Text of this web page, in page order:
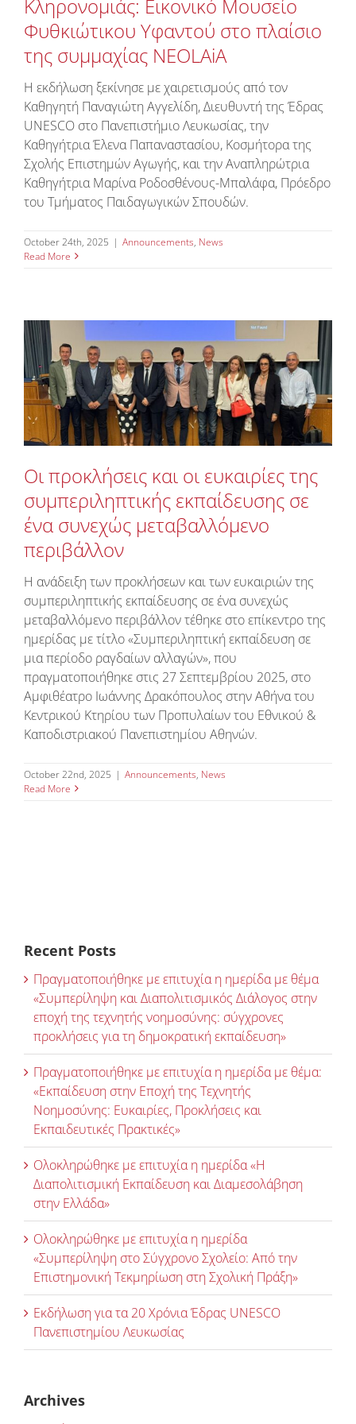
Contact Us
English
Κληρονομιάς: Εικονικό Μουσείο
Φυθκιώτικου Υφαντού στο πλαίσιο
της συμμαχίας NEOLAiA
Η εκδήλωση ξεκίνησε με χαιρετισμούς από τον
Καθηγητή Παναγιώτη Αγγελίδη, Διευθυντή της Έδρας
UNESCO στο Πανεπιστήμιο Λευκωσίας, την
Καθηγήτρια Έλενα Παπαναστασίου, Κοσμήτορα της
Σχολής Επιστημών Αγωγής, και την Αναπληρώτρια
Καθηγήτρια Μαρίνα Ροδοσθένους-Μπαλάφα, Πρόεδρο
του Τμήματος Παιδαγωγικών Σπουδών.
October 24th, 2025 | Announcements, News
Read More
Οι προκλήσεις και οι ευκαιρίες της
συμπεριληπτικής εκπαίδευσης σε
ένα συνεχώς μεταβαλλόμενο
περιβάλλον
Η ανάδειξη των προκλήσεων και των ευκαιριών της
συμπεριληπτικής εκπαίδευσης σε ένα συνεχώς
μεταβαλλόμενο περιβάλλον τέθηκε στο επίκεντρο της
ημερίδας με τίτλο «Συμπεριληπτική εκπαίδευση σε
μια περίοδο ραγδαίων αλλαγών», που
πραγματοποιήθηκε στις 27 Σεπτεμβρίου 2025, στο
Αμφιθέατρο Ιωάννης Δρακόπουλος στην Αθήνα του
Κεντρικού Κτηρίου των Προπυλαίων του Εθνικού &
Καποδιστριακού Πανεπιστημίου Αθηνών.
October 22nd, 2025 | Announcements, News
Read More
Recent Posts
Πραγματοποιήθηκε με επιτυχία η ημερίδα με θέμα
«Συμπερίληψη και Διαπολιτισμικός Διάλογος στην
εποχή της τεχνητής νοημοσύνης: σύγχρονες
προκλήσεις για τη δημοκρατική εκπαίδευση»
Πραγματοποιήθηκε με επιτυχία η ημερίδα με θέμα:
«Εκπαίδευση στην Εποχή της Τεχνητής
Νοημοσύνης: Ευκαιρίες, Προκλήσεις και
Εκπαιδευτικές Πρακτικές»
Ολοκληρώθηκε με επιτυχία η ημερίδα «Η
Διαπολιτισμική Εκπαίδευση και Διαμεσολάβηση
στην Ελλάδα»
Ολοκληρώθηκε με επιτυχία η ημερίδα
«Συμπερίληψη στο Σύγχρονο Σχολείο: Από την
Επιστημονική Τεκμηρίωση στη Σχολική Πράξη»
Εκδήλωση για τα 20 Χρόνια Έδρας UNESCO
Πανεπιστημίου Λευκωσίας
Archives